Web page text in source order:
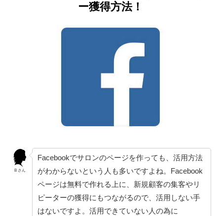
ー獲得方法！
B さん
Facebookでサロンのページを作っても、活用方法
がわからないという人も多いですよね。Facebook
ページは無料で作れる上に、新規顧客の集客やリ
ピーターの獲得にもつながるので、活用しない手
はないですよ。活用できていない人の為に